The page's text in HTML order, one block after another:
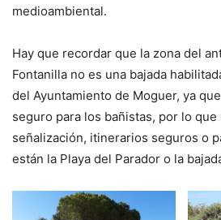
medioambiental.
Hay que recordar que la zona del
Fontanilla no es una bajada
del Ayuntamiento de Moguer, ya
seguro para los bañistas, por lo que
señalización, itinerarios seguros o
están la Playa del Parador o la